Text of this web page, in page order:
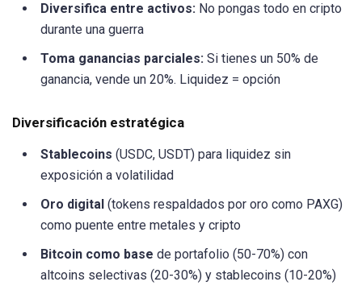
Diversifica entre activos: No pongas todo en cripto
durante una guerra
Toma ganancias parciales: Si tienes un 50% de
ganancia, vende un 20%. Liquidez = opción
Diversificación estratégica
Stablecoins (USDC, USDT) para liquidez sin
exposición a volatilidad
Oro digital (tokens respaldados por oro como PAXG)
como puente entre metales y cripto
Bitcoin como base de portafolio (50-70%) con
altcoins selectivas (20-30%) y stablecoins (10-20%)